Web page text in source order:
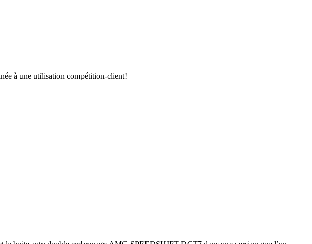
à une utilisation compétition-client!